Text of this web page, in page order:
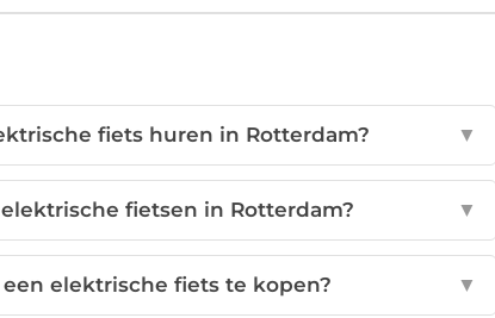
fiets huren in Rotterdam? ▼
fietsen in Rotterdam? ▼
elektrische fiets te kopen? ▼